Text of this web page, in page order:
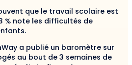
que le travail scolaire est
% note les difficultés de
a publié un baromètre sur
au bout de 3 semaines de